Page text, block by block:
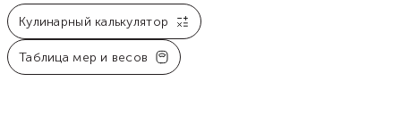
Кулинарный калькулятор
Таблица мер и весов